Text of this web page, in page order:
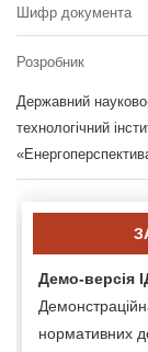
Шифр документа
Розробник
Державний
технологічний
Демо-версія
нормативних